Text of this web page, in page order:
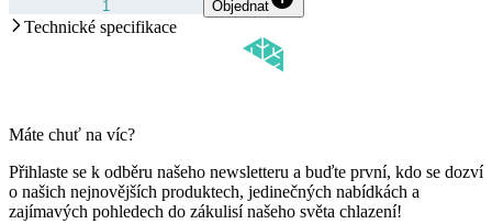
Objednat
Technické specifikace
Máte chuť na víc?
Přihlaste se k odběru našeho newsletteru a buďte první, kdo se dozví
o našich nejnovějších produktech, jedinečných nabídkách a
zajímavých pohledech do zákulisí našeho světa chlazení!